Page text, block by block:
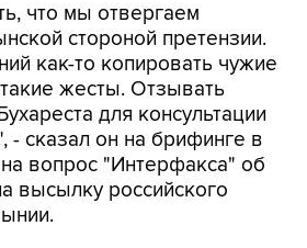
что мы отвергаем
стороной претензии.
как-то копировать чужие
жесты. Отзывать
для консультации
- сказал он на брифинге в
вопрос "Интерфакса" об
высылку российского